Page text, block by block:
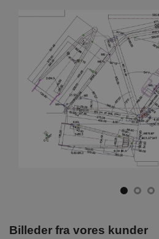
Billeder fra vores kunder